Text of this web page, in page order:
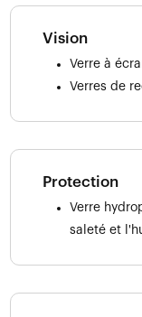
Vision
Verre à
Verres de
Protection
Verre
saleté et